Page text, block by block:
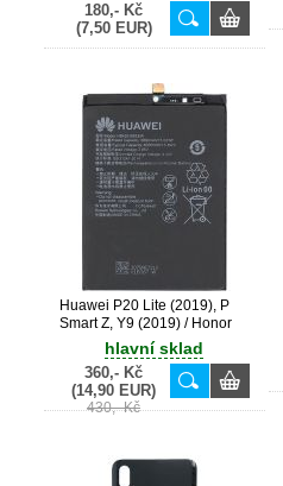
180,- Kč
(7,50 EUR)
Huawei P20 Lite (2019), P
Smart Z, Y9 (2019) / Honor
9X originální baterie
HB426389EEW 4000 mAh
(Service Pack)
hlavní sklad
360,- Kč
(14,90 EUR)
430,- Kč